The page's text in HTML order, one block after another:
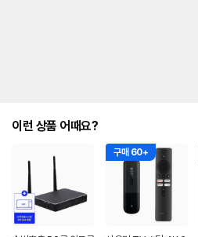
이런 상품 어때요?
구매 60+